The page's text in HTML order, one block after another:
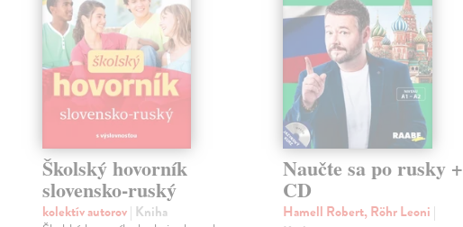
Školský hovorník
slovensko-ruský
kolektív autorov| Kniha
Naučte sa po rusky +
CD
Hamell Robert, Röhr Leoni |